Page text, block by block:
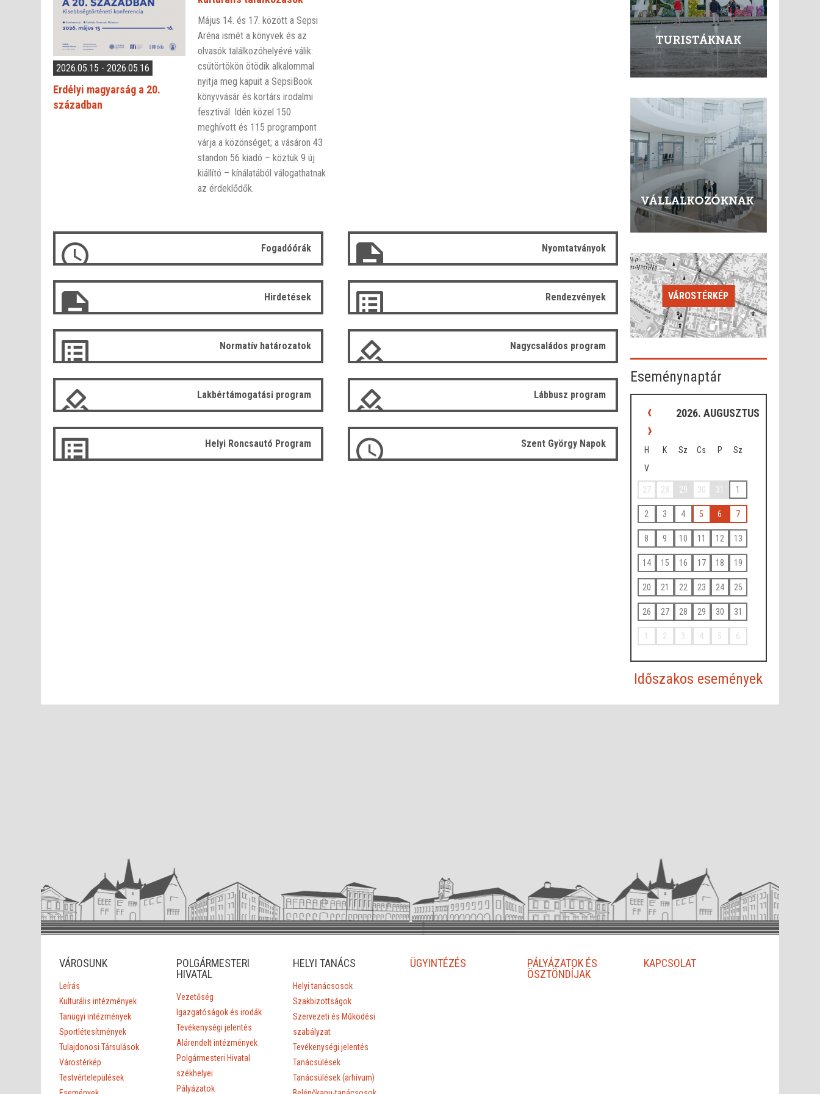
2026.05.15 - 2026.05.16
Erdélyi magyarság a 20.
században
Május 14. és 17. között a Sepsi
Aréna ismét a könyvek és az
olvasók találkozóhelyévé válik:
csütörtökön ötödik alkalommal
nyitja meg kapuit a SepsiBook
könyvvásár és kortárs irodalmi
fesztivál. Idén közel 150
meghívott és 115 programpont
várja a közönséget; a vásáron 43
standon 56 kiadó – köztük 9 új
kiállító – kínálatából válogathatnak
az érdeklődők.
Fogadóórák Nyomtatványok
Hirdetések Rendezvények
Normatív határozatok Nagycsaládos program
Lakbértámogatási program Lábbusz program
Helyi Roncsautó Program Szent György Napok
VÁROSTÉRKÉP
Eseménynaptár
‹ 2026. AUGUSZTUS
›
H K Sz Cs P
Sz
V
27 28 29 30 31 1
2 3 4 5 6 7
8 9 10 11 12 13
14 15 16 17 18 19
20 21 22 23 24 25
26 27 28 29 30 31
1 2 3 4 5 6
Időszakos események
VÁROSUNK
Leírás
Kulturális intézmények
Tanügyi intézmények
Sportlétesítmények
Tulajdonosi Társulások
Várostérkép
Testvértelepülések
POLGÁRMESTERI
HIVATAL
Vezetőség
Igazgatóságok és irodák
Tevékenységi jelentés
Alárendelt intézmények
Polgármesteri Hivatal
székhelyei
Pályázatok
HELYI TANÁCS
Helyi tanácsosok
Szakbizottságok
Szervezeti és Működési
szabályzat
Tevékenységi jelentés
Tanácsülések
Tanácsülések (arhívum)
ÜGYINTÉZÉS
PÁLYÁZATOK ÉS
ÖSZTÖNDÍJAK
KAPCSOLAT